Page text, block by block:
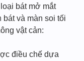
bát mở mắt
bát và màn soi tối
vật cản:
điều chế dựa